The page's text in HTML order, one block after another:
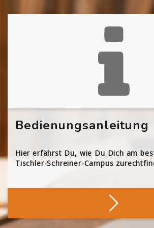
Bedienungsanleitung
Hier erfährst Du, wie Du Dich am
Tischler-Schreiner-Campus